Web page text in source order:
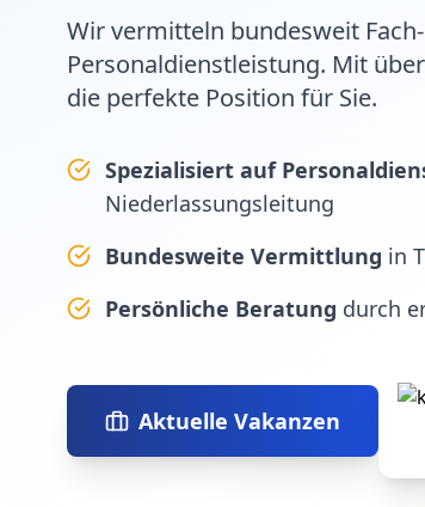
Wir vermitteln bundesweit
Personaldienstleistung. Mit
die perfekte Position für Sie.
Spezialisiert auf
Niederlassungsleitung
Bundesweite Vermittlung in
Persönliche Beratung durch
Aktuelle Vakanzen